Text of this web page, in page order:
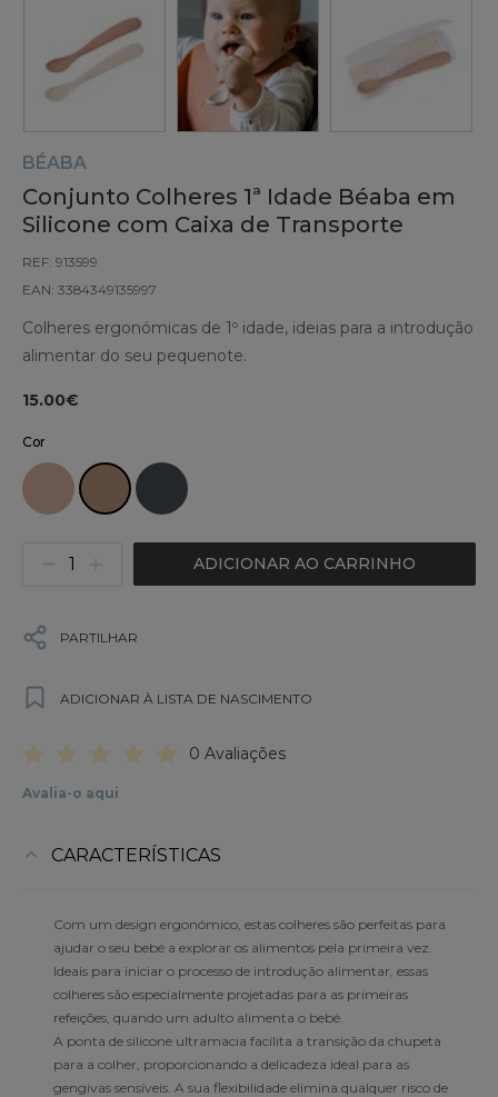
BÉABA
Conjunto Colheres 1ª Idade Béaba em
Silicone com Caixa de Transporte
REF: 913599
EAN: 3384349135997
Colheres ergonómicas de 1º idade, ideias para a introdução
alimentar do seu pequenote.
15.00€
Cor
ADICIONAR AO CARRINHO
PARTILHAR
ADICIONAR À LISTA DE NASCIMENTO
0 Avaliações
Avalia-o aqui
CARACTERÍSTICAS
Com um design ergonómico, estas colheres são perfeitas para
ajudar o seu bebé a explorar os alimentos pela primeira vez.
Ideais para iniciar o processo de introdução alimentar, essas
colheres são especialmente projetadas para as primeiras
refeições, quando um adulto alimenta o bebé.
A ponta de silicone ultramacia facilita a transição da chupeta
para a colher, proporcionando a delicadeza ideal para as
gengivas sensíveis. A sua flexibilidade elimina qualquer risco de